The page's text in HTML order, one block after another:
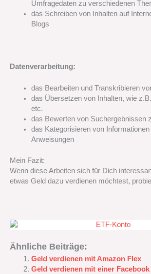
Umfragedaten zu verschiedenen
das Schreiben von Inhalten auf
Blogs
Datenverarbeitung:
das Bearbeiten und Transkribieren
das Übersetzen von Inhalten, wie
etc.
das Bewerten von Suchergebnissen
das Kategorisieren von
Anweisungen
Mein Fazit:
Wenn diese Arbeiten sich für Dich
etwas Geld dazu verdienen möchtest,
Ähnliche Beiträge:
Geld verdienen mit Amazon Flex
Geld verdienen mit einer Facebook